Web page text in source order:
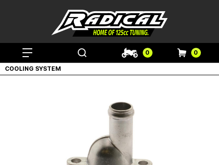
0 0
COOLING SYSTEM